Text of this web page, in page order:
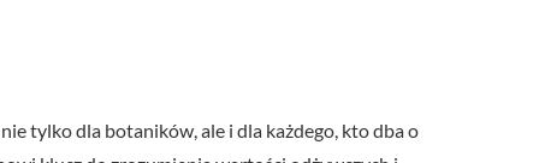
tylko dla botaników, ale i dla każdego, kto dba o